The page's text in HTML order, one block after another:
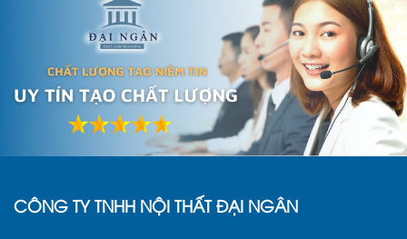
CÔNG TY TNHH NỘI THẤT ĐẠI NGÂN